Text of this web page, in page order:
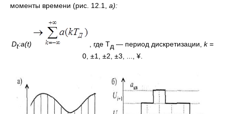
моменты времени (рис. 12.1, а):
Dt:a(t) , где Tд — период дискретизации, k=
0, ±1, ±2, ±3, ..., ¥.